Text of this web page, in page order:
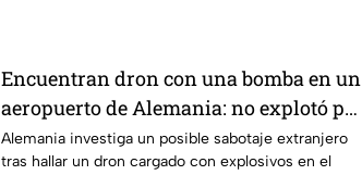
Encuentran dron con una bomba en un
aeropuerto de Alemania: no explotó por
falla técnica
Alemania investiga un posible sabotaje extranjero
tras hallar un dron cargado con explosivos en el